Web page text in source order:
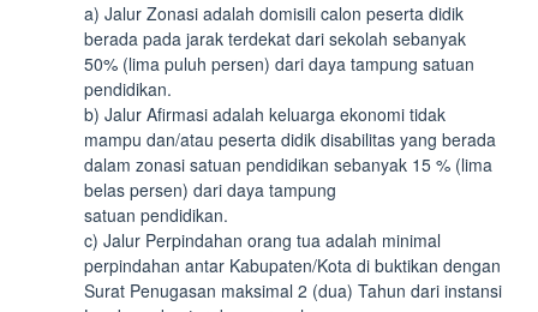
a) Jalur Zonasi adalah domisili calon peserta didik
berada pada jarak terdekat dari sekolah sebanyak
50% (lima puluh persen) dari daya tampung satuan
pendidikan.
b) Jalur Afirmasi adalah keluarga ekonomi tidak
mampu dan/atau peserta didik disabilitas yang berada
dalam zonasi satuan pendidikan sebanyak 15 % (lima
belas persen) dari daya tampung
satuan pendidikan.
c) Jalur Perpindahan orang tua adalah minimal
perpindahan antar Kabupaten/Kota di buktikan dengan
Surat Penugasan maksimal 2 (dua) Tahun dari instansi